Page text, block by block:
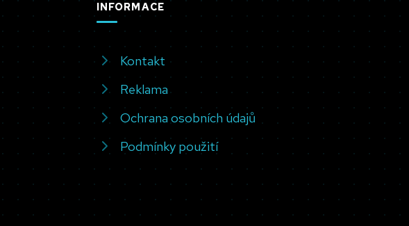
INFORMACE
Kontakt
Reklama
Ochrana osobních údajů
Podmínky použití